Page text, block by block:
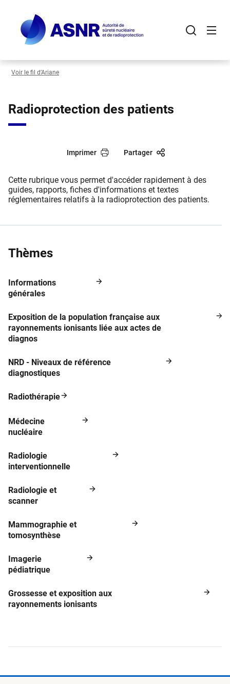
contenu
principal
Voir le fil d’Ariane
Radioprotection des patients
Imprimer Partager
Cette rubrique vous permet d'accéder rapidement à des
guides, rapports, fiches d'informations et textes
réglementaires relatifs à la radioprotection des patients.
Thèmes
Informations
générales
Exposition de la population française aux
rayonnements ionisants liée aux actes de
diagnos
NRD - Niveaux de référence
diagnostiques
Radiothérapie
Médecine
nucléaire
Radiologie
interventionnelle
Radiologie et
scanner
Mammographie et
tomosynthèse
Imagerie
pédiatrique
Grossesse et exposition aux
rayonnements ionisants